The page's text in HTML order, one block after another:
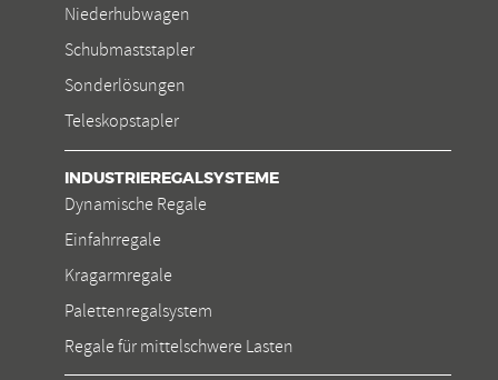
Niederhubwagen
Schubmaststapler
Sonderlösungen
Teleskopstapler
INDUSTRIEREGALSYSTEME
Dynamische Regale
Einfahrregale
Kragarmregale
Palettenregalsystem
Regale für mittelschwere Lasten